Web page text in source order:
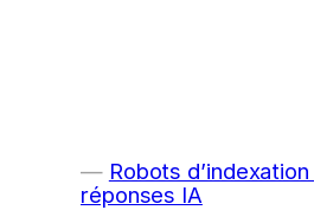
Robots
réponses IA